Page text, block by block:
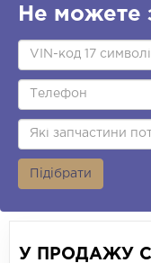
Не можете
Підібрати
У ПРОДАЖУ